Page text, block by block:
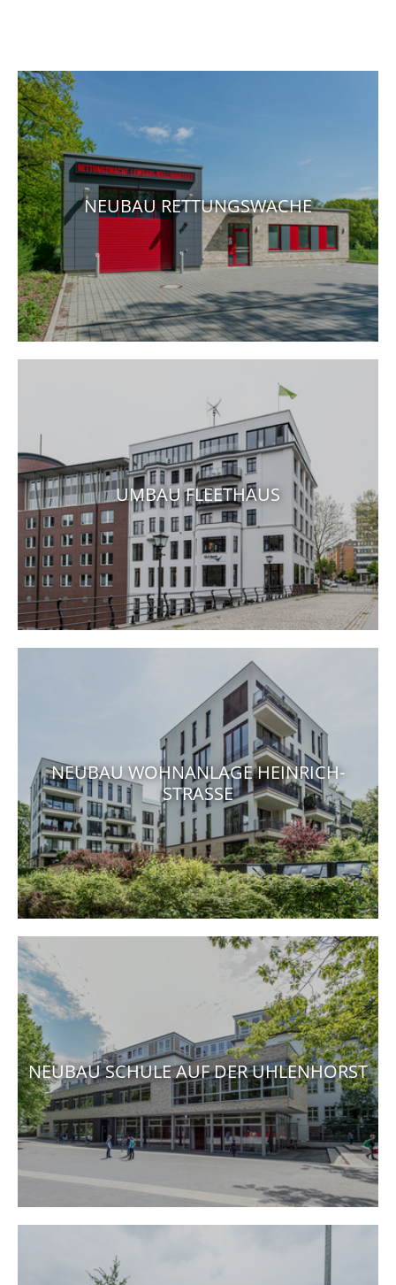
NEUBAU RETTUNGSWACHE
UMBAU FLEETHAUS
NEUBAU WOHNANLAGE HEINRICH-
STRASSE
NEUBAU SCHULE AUF DER UHLENHORST